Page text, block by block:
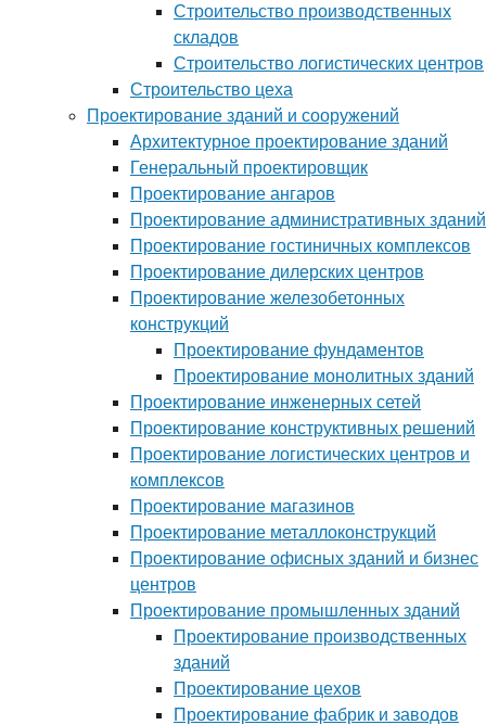
Строительство производственных
складов
Строительство логистических центров
Строительство цеха
Проектирование зданий и сооружений
Архитектурное проектирование зданий
Генеральный проектировщик
Проектирование ангаров
Проектирование административных зданий
Проектирование гостиничных комплексов
Проектирование дилерских центров
Проектирование железобетонных
конструкций
Проектирование фундаментов
Проектирование монолитных зданий
Проектирование инженерных сетей
Проектирование конструктивных решений
Проектирование логистических центров и
комплексов
Проектирование магазинов
Проектирование металлоконструкций
Проектирование офисных зданий и бизнес
центров
Проектирование промышленных зданий
Проектирование производственных
зданий
Проектирование цехов
Проектирование фабрик и заводов